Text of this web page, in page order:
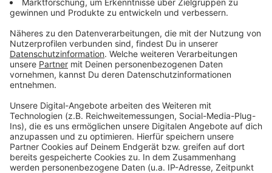
Daten zu Ihren Aktivitäten
Details durch und stimmen Sie der
Nutzung des Service zu, um dieses
Video anzusehen.
Akzeptieren
powered byUsercentrics Consent
Management Platform
Milow - Whatever It Takes
Anzeige